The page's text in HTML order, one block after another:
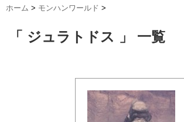
ホーム > モンハンワールド >
「 ジュラトドス 」 一覧